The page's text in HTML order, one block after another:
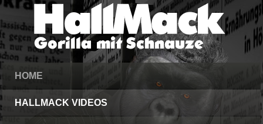
HOME
HALLMACK VIDEOS